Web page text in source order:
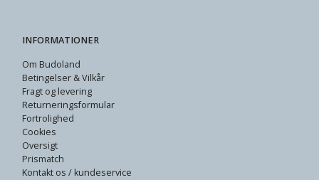
INFORMATIONER
Om Budoland
Betingelser & Vilkår
Fragt og levering
Returneringsformular
Fortrolighed
Cookies
Oversigt
Prismatch
Kontakt os / kundeservice